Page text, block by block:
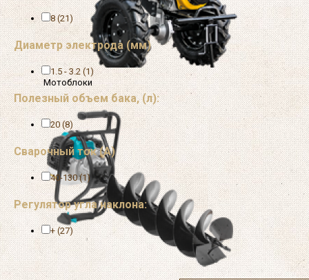
Мотоблоки
8 (21)
Диаметр электрода (мм)
1.5 - 3.2 (1)
Полезный объем бака, (л):
20 (8)
Сварочный ток (А)
40-130 (1)
Регулятор угла наклона:
+ (27)